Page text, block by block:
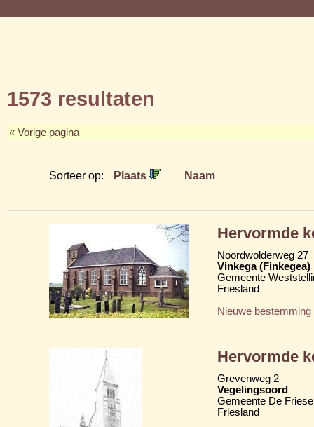
1573 resultaten
« Vorige pagina
Sorteer op: Plaats Naam
Hervormde
Noordwolderweg 27
Vinkega (Finkegea)
Gemeente
Friesland
Nieuwe bestemming
Hervormde
Grevenweg 2
Vegelingsoord
Gemeente De
Friesland